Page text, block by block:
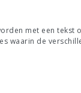
met een tekst
waarin de